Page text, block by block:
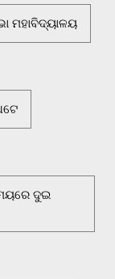
ମହାବିଦ୍ୟାଳୟ
ଦୁଇ